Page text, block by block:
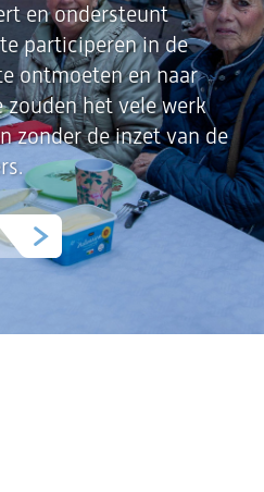
en ondersteunt
participeren in de
ontmoeten en naar
zouden het vele werk
zonder de inzet van de